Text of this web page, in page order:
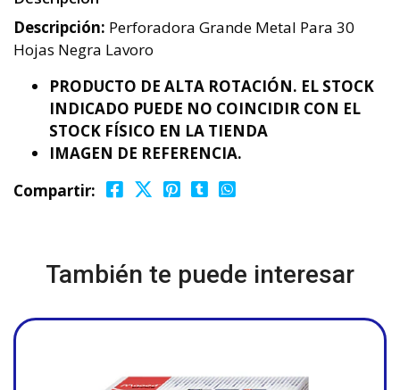
Descripción: Perforadora Grande Metal Para 30
Hojas Negra Lavoro
PRODUCTO DE ALTA ROTACIÓN. EL STOCK
INDICADO PUEDE NO COINCIDIR CON EL
STOCK FÍSICO EN LA TIENDA
IMAGEN DE REFERENCIA.
Compartir:
También te puede interesar